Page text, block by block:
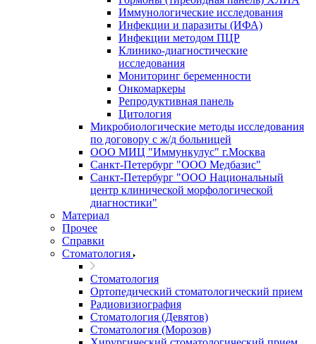
Иммунологические исследования
Инфекции и паразиты (ИФА)
Инфекции методом ПЦР
Клинико-диагностические
исследования
Мониторинг беременности
Онкомаркеры
Репродуктивная панель
Цитология
Микробиологические методы исследования
по договору с ж/д больницей
ООО МИЦ "Иммункулус" г.Москва
Санкт-Петербург "ООО Медбазис"
Санкт-Петербург "ООО Национальный
центр клинической морфологической
диагностики"
Материал
Прочее
Справки
Стоматология
Стоматология
Ортопедический стоматологический прием
Радиовизиография
Стоматология (Девятов)
Стоматология (Морозов)